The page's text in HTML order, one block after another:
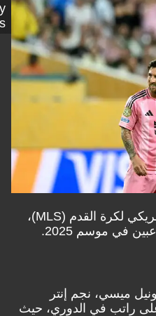
Getty
Images
أصدر اتحاد لاعبي الدوري الأمريكي لكرة القدم (MLS)،
2025.
نجم إنتر
في الدوري، حيث